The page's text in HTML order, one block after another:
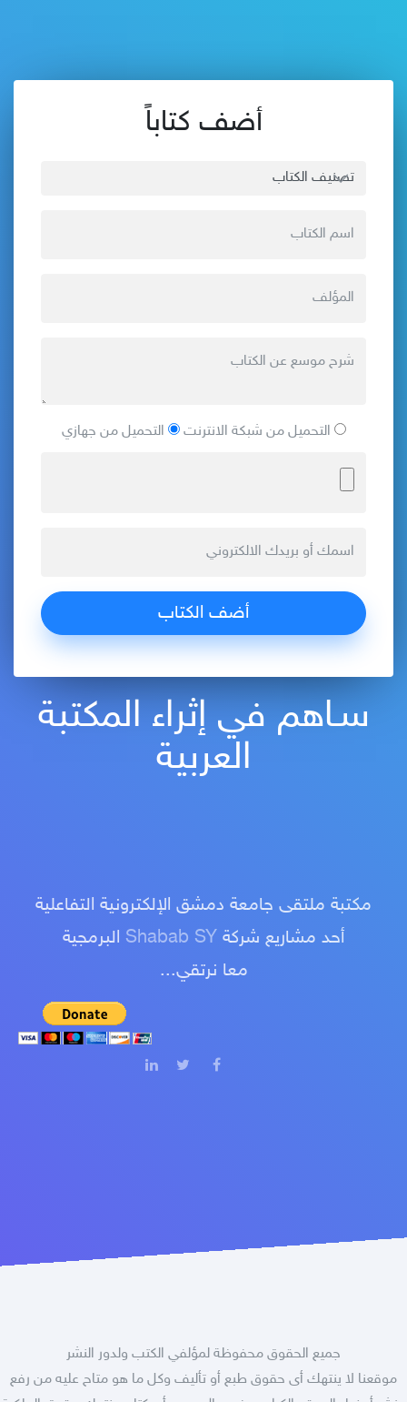
أضف كتاباً
التحميل من شبكة الانترنت التحميل من جهازي
سـاهم في إثراء المكتبة
العربية
مكتبة ملتقى جامعة دمشق الإلكترونية التفاعلية
أحد مشاريع شركة Shabab SY البرمجية
معا نرتقي...
جميع الحقوق محفوظة لمؤلفي الكتب ولدور النشر
موقعنا لا ينتهك أى حقوق طبع أو تأليف وكل ما هو متاح عليه من رفع